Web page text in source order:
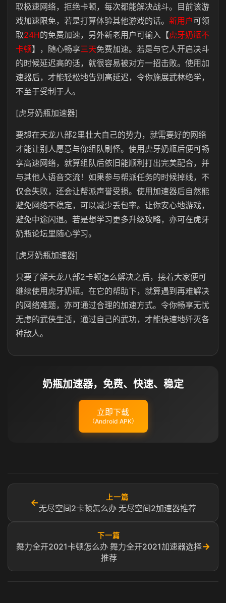
取极速网络，拒绝卡顿，每次都能解决战斗。目前该游
戏加速限免，若是打算体验其他游戏的话。 新用户可领
取24H的免费加速，另外新老用户可输入【虎牙奶瓶不
卡顿】，随心畅享三天免费加速。若是与它人开启决斗
的时候延迟高的话，就很容易被对方一招击败。使用加
速器后，才能轻松地告别高延迟，令你施展武林绝学，
不至于受制于人。
[虎牙奶瓶加速器]
要想在天龙八部2里壮大自己的势力，就需要好的网络
才能让别人愿意与你组队刷怪。使用虎牙奶瓶后便可畅
享高速网络，就算组队后依旧能顺利打出完美配合，并
与其他人语音交流！如果参与帮派任务的时候掉线，不
仅会失败，还会让帮派声誉受损。使用加速器后自然能
避免网络不稳定，可以减少丢包率。让你安心地游戏，
避免中途闪退。若是想学习更多升级攻略，亦可在虎牙
奶瓶论坛里随心学习。
[虎牙奶瓶加速器]
只要了解天龙八部2卡顿怎么解决之后，接着大家便可
继续使用虎牙奶瓶。在它的帮助下，就算遇到再难解决
的网络难题，亦可通过合理的加速方式。令你畅享无忧
无虑的武侠生活，通过自己的武功，才能快速地歼灭各
种敌人。
奶瓶加速器，免费、快速、稳定
立即下载
（Android APK）
←
上一篇
无尽空间2卡顿怎么办 无尽空间2加速器推荐
下一篇
舞力全开2021卡顿怎么办 舞力全开2021加速器选择
推荐
→